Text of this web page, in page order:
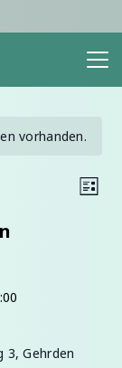
vorhanden.
Liste
3, Gehrden